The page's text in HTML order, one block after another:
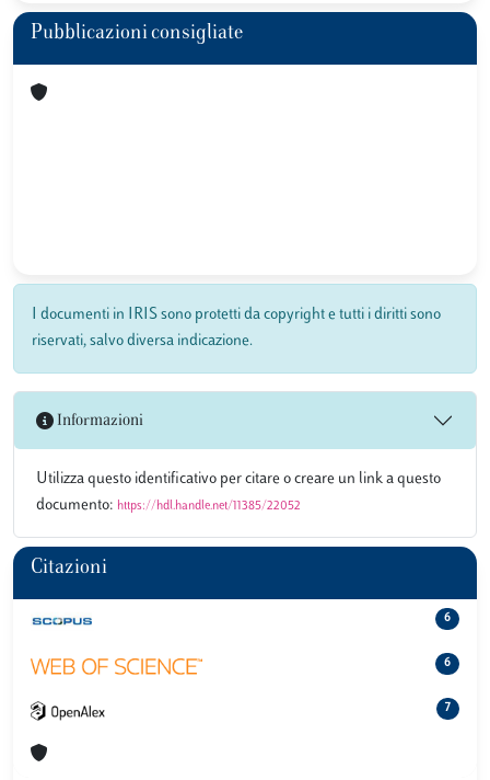
Pubblicazioni consigliate
I documenti in IRIS sono protetti da copyright e tutti i diritti sono
riservati, salvo diversa indicazione.
Informazioni
Utilizza questo identificativo per citare o creare un link a questo
documento: https://hdl.handle.net/11385/22052
Citazioni
6
6
7